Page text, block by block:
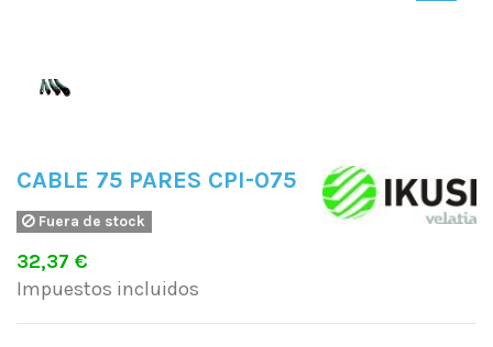
CABLE 75 PARES CPI-075
Fuera de stock
32,37 €
Impuestos incluidos